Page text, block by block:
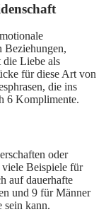
Beziehungen,
die Liebe als
für diese Art von
die ins
6 Komplimente.
oder
Beispiele für
auf dauerhafte
und 9 für Männer
sein kann.